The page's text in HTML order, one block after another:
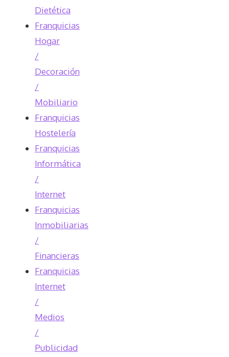
Dietética
Franquicias
Hogar
/
Decoración
/
Mobiliario
Franquicias
Hostelería
Franquicias
Informática
/
Internet
Franquicias
Inmobiliarias
/
Financieras
Franquicias
Internet
/
Medios
/
Publicidad